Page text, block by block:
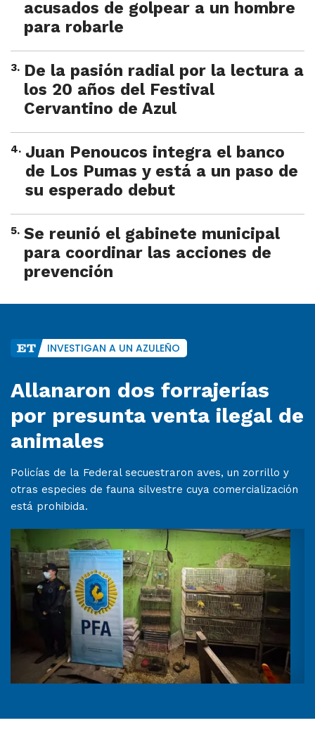
acusados de golpear a un hombre
para robarle
3. De la pasión radial por la lectura a
los 20 años del Festival
Cervantino de Azul
4. Juan Penoucos integra el banco
de Los Pumas y está a un paso de
su esperado debut
5. Se reunió el gabinete municipal
para coordinar las acciones de
prevención
INVESTIGAN A UN AZULEÑO
Allanaron dos forrajerías
por presunta venta ilegal de
animales
Policías de la Federal secuestraron aves, un zorrillo y
otras especies de fauna silvestre cuya comercialización
está prohibida.